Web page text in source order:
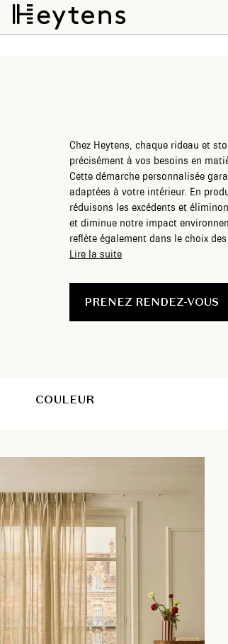
Chez Heytens, chaque rideau et
précisément à vos besoins en
Cette démarche personnalisée
adaptées à votre intérieur. En
réduisons les excédents et
et diminue notre impact environnemental. Notre engagement éco-
reflète également dans le choix
respectueux de l’environnement,
esthétique, qualité et respect de la
pensées pour embellir votre
Lire la suite
PRENEZ RENDEZ-VOUS
COULEUR